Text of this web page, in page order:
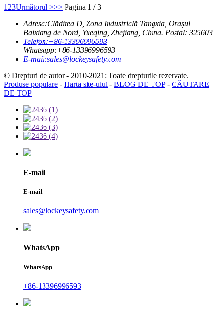
1 23Următorul >>> Pagina 1 / 3
Adresa:Clădirea D, Zona Industrială Tangxia, Orașul
Baixiang de Nord, Yueqing, Zhejiang, China. Poștal: 325603
Telefon:+86-13396996593
Whatsapp:+86-13396996593
E-mail:sales@lockeysafety.com
© Drepturi de autor - 2010-2021: Toate drepturile rezervate.
Produse populare - Harta site-ului - BLOG DE TOP- CĂUTARE
DE TOP
E-mail
E-mail
sales@lockeysafety.com
WhatsApp
WhatsApp
+86-13396996593